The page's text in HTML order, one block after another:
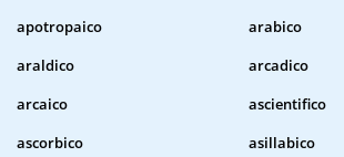
apotropaico
arabico
araldico
arcadico
arcaico
ascientifico
ascorbico
asillabico